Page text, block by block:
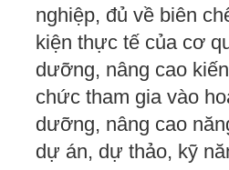
nghiệp, đủ về biên
kiện thực tế của cơ
dưỡng, nâng cao
chức tham gia vào
dưỡng, nâng cao
dự án, dự thảo, kỹ